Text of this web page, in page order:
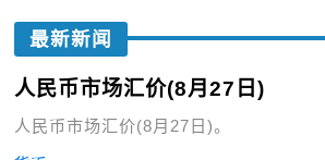
最新新闻
人民币市场汇价(8月27日)
人民币市场汇价(8月27日)。